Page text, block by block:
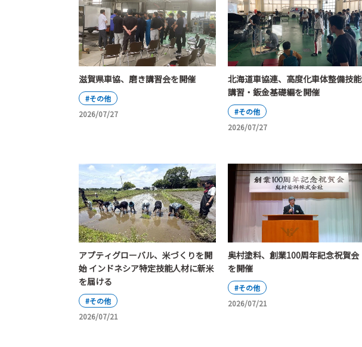
滋賀県車協、磨き講習会を開催
#その他
2026/07/27
北海道車協連、高度化車体整備技能
講習・鈑金基礎編を開催
#その他
2026/07/27
アプティグローバル、米づくりを開
始 インドネシア特定技能人材に新米
を届ける
#その他
2026/07/21
奥村塗料、創業100周年記念祝賀会
を開催
#その他
2026/07/21